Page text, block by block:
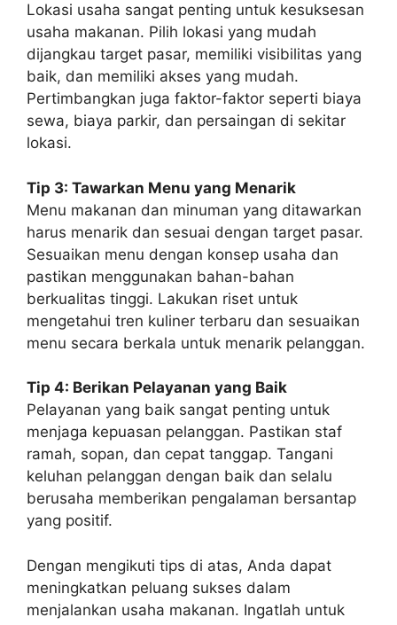
Lokasi usaha sangat penting untuk kesuksesan
usaha makanan. Pilih lokasi yang mudah
dijangkau target pasar, memiliki visibilitas yang
baik, dan memiliki akses yang mudah.
Pertimbangkan juga faktor-faktor seperti biaya
sewa, biaya parkir, dan persaingan di sekitar
lokasi.
Tip 3: Tawarkan Menu yang Menarik
Menu makanan dan minuman yang ditawarkan
harus menarik dan sesuai dengan target pasar.
Sesuaikan menu dengan konsep usaha dan
pastikan menggunakan bahan-bahan
berkualitas tinggi. Lakukan riset untuk
mengetahui tren kuliner terbaru dan sesuaikan
menu secara berkala untuk menarik pelanggan.
Tip 4: Berikan Pelayanan yang Baik
Pelayanan yang baik sangat penting untuk
menjaga kepuasan pelanggan. Pastikan staf
ramah, sopan, dan cepat tanggap. Tangani
keluhan pelanggan dengan baik dan selalu
berusaha memberikan pengalaman bersantap
yang positif.
Dengan mengikuti tips di atas, Anda dapat
meningkatkan peluang sukses dalam
menjalankan usaha makanan. Ingatlah untuk